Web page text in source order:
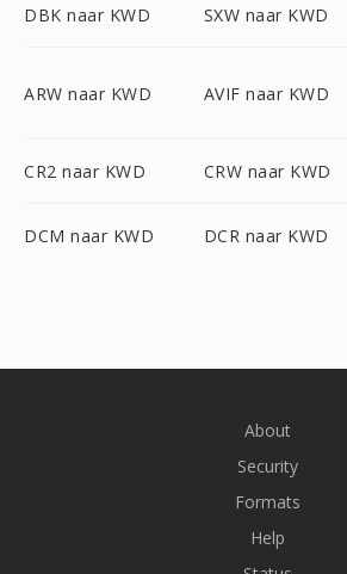
DBK naar KWD SXW naar KWD
ARW naar KWD AVIF naar KWD
CR2 naar KWD CRW naar KWD
DCM naar KWD DCR naar KWD
About
Security
Formats
Help